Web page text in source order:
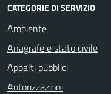
CATEGORIE DI SERVIZIO
Ambiente
Anagrafe e stato civile
Appalti pubblici
Autorizzazioni